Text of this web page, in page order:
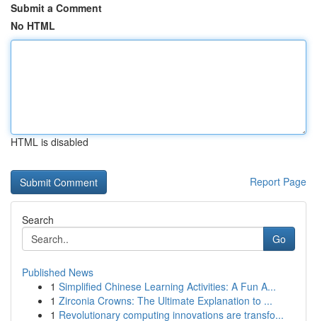
Submit a Comment
No HTML
HTML is disabled
Report Page
Search
Go
Published News
1 Simplified Chinese Learning Activities: A Fun A...
1 Zirconia Crowns: The Ultimate Explanation to ...
1 Revolutionary computing innovations are transfo...